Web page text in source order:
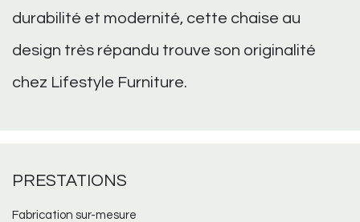
durabilité et modernité, cette chaise au
design très répandu trouve son originalité
chez Lifestyle Furniture.
PRESTATIONS
Fabrication sur-mesure​